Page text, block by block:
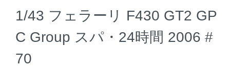
1/43 フェラーリ F430 GT2 GP
C Group スパ・24時間 2006 #
70